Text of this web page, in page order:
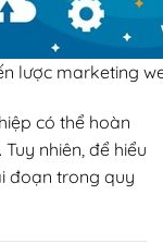
lược marketing
có thể hoàn
. Tuy nhiên, để hiểu
đoạn trong quy